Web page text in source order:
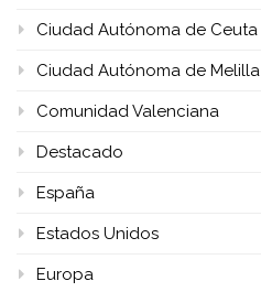
Ciudad Autónoma de Ceuta
Ciudad Autónoma de Melilla
Comunidad Valenciana
Destacado
España
Estados Unidos
Europa